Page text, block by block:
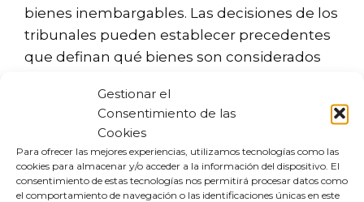
Gestionar el
Consentimiento de las
Cookies
Para ofrecer las mejores experiencias, utilizamos tecnologías como las
cookies para almacenar y/o acceder a la información del dispositivo. El
consentimiento de estas tecnologías nos permitirá procesar datos como
el comportamiento de navegación o las identificaciones únicas en este
bienes inembargables. Las decisiones de los
tribunales pueden establecer precedentes
que definan qué bienes son considerados
Por ejemplo, un tribunal puede determinar
que ciertos activos, aunque no estén
deben ser considerados inembargables por
razones de justicia y equidad.